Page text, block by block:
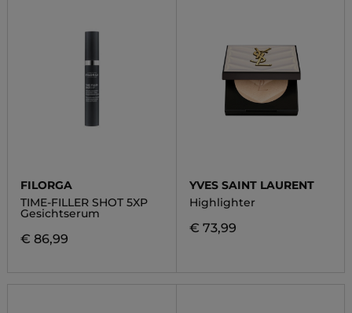
FILORGA
TIME-FILLER SHOT 5XP
Gesichtserum
€ 86,99
YVES SAINT LAURENT
Highlighter
€ 73,99